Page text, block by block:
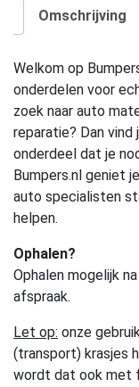
Omschrijving
Welkom op
onderdelen voor
zoek naar auto
reparatie? Dan
onderdeel dat je
Bumpers.nl geniet
auto specialisten
helpen.
Ophalen?
Ophalen mogelijk
afspraak.
Let op: onze
(transport) krasjes
wordt dat ook met